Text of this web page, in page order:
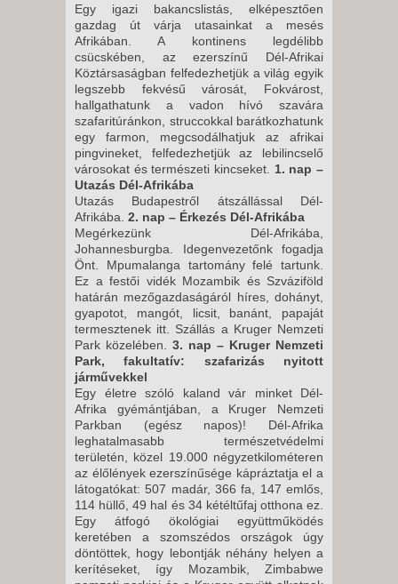
Egy igazi bakancslistás, elképesztően
gazdag út várja utasainkat a mesés
Afrikában. A kontinens legdélibb
csücskében, az ezerszínű Dél-Afrikai
Köztársaságban felfedezhetjük a világ egyik
legszebb fekvésű városát, Fokvárost,
hallgathatunk a vadon hívó szavára
szafaritúránkon, struccokkal barátkozhatunk
egy farmon, megcsodálhatjuk az afrikai
pingvineket, felfedezhetjük az lebilincselő
városokat és természeti kincseket. 1. nap –
Utazás Dél-Afrikába
Utazás Budapestről átszállással Dél-
Afrikába. 2. nap – Érkezés Dél-Afrikába
Megérkezünk Dél-Afrikába,
Johannesburgba. Idegenvezetőnk fogadja
Önt. Mpumalanga tartomány felé tartunk.
Ez a festői vidék Mozambik és Szváziföld
határán mezőgazdaságáról híres, dohányt,
gyapotot, mangót, licsit, banánt, papaját
termesztenek itt. Szállás a Kruger Nemzeti
Park közelében. 3. nap – Kruger Nemzeti
Park, fakultatív: szafarizás nyitott
járművekkel
Egy életre szóló kaland vár minket Dél-
Afrika gyémántjában, a Kruger Nemzeti
Parkban (egész napos)! Dél-Afrika
leghatalmasabb természetvédelmi
területén, közel 19.000 négyzetkilométeren
az élőlények ezerszínűsége kápráztatja el a
látogatókat: 507 madár, 366 fa, 147 emlős,
114 hüllő, 49 hal és 34 kétéltűfaj otthona ez.
Egy átfogó ökológiai együttműködés
keretében a szomszédos országok úgy
döntöttek, hogy lebontják néhány helyen a
kerítéseket, így Mozambik, Zimbabwe